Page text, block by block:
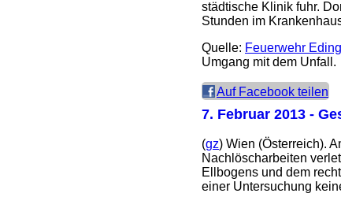
städtische Klinik fuhr.
Stunden im
Quelle: Feuerwehr
Umgang mit dem Unfall.
Auf Facebook teilen
7. Februar 2013 -
(gz) Wien (Österreich).
Nachlöscharbeiten
Ellbogens und dem
einer Untersuchung